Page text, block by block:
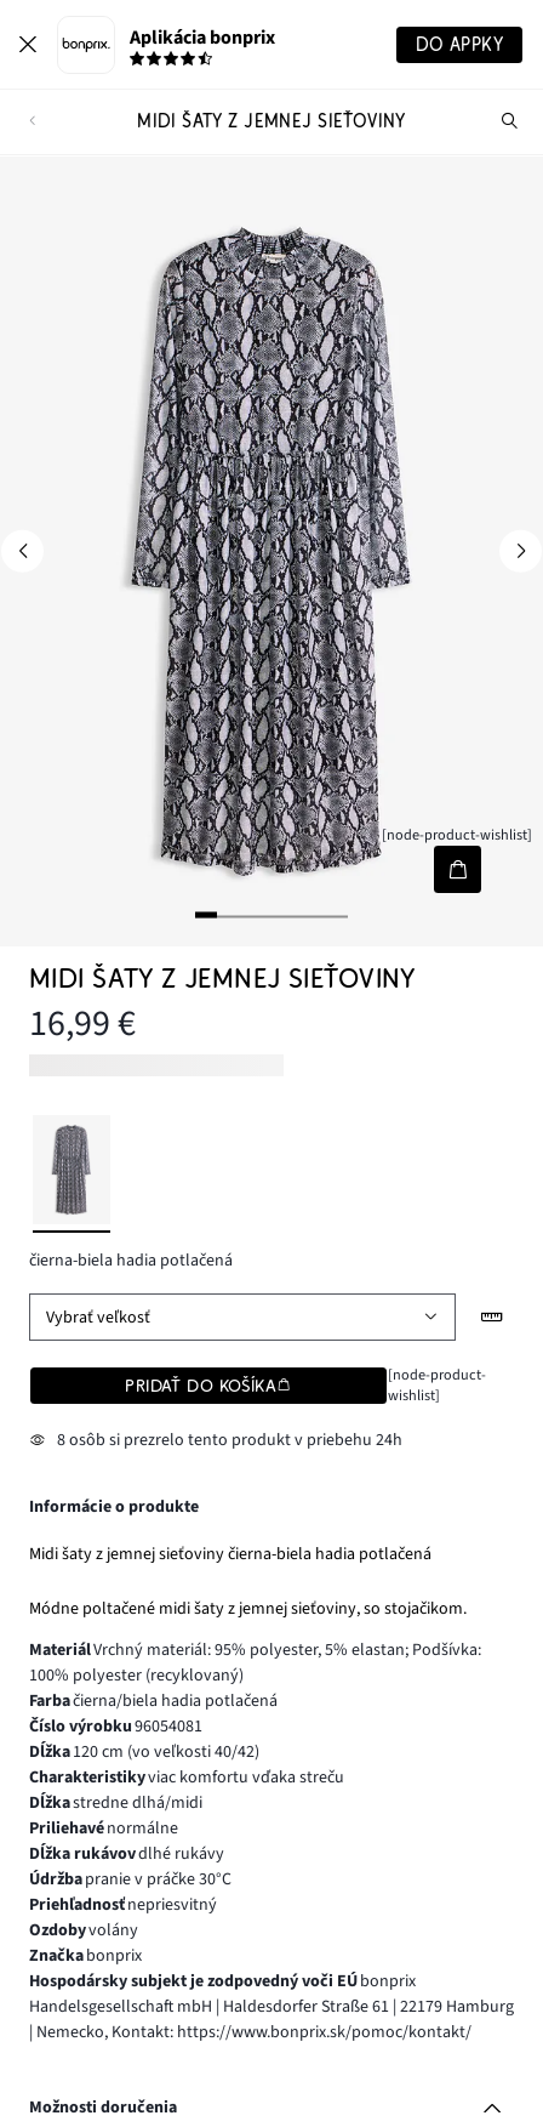
Aplikácia bonprix DO APPKY
MIDI ŠATY Z JEMNEJ SIEŤOVINY
[node-product-wishlist]
MIDI ŠATY Z JEMNEJ SIEŤOVINY
16,99 €
čierna-biela hadia potlačená
Vybrať veľkosť
PRIDAŤ DO KOŠÍKA
[node-product-
wishlist]
8 osôb si prezrelo tento produkt v priebehu 24h
Informácie o produkte
Midi šaty z jemnej sieťoviny čierna-biela hadia potlačená
Módne poltačené midi šaty z jemnej sieťoviny, so stojačikom.
MateriálVrchný materiál: 95% polyester, 5% elastan; Podšívka:
100% polyester (recyklovaný)
Farbačierna/biela hadia potlačená
Číslo výrobku96054081
Dĺžka120 cm (vo veľkosti 40/42)
Charakteristikyviac komfortu vďaka streču
Dĺžkastredne dlhá/midi
Priliehavénormálne
Dĺžka rukávovdlhé rukávy
Údržbapranie v práčke 30°C
Priehľadnosťnepriesvitný
Ozdobyvolány
Značkabonprix
Hospodársky subjekt je zodpovedný voči EÚbonprix
Handelsgesellschaft mbH | Haldesdorfer Straße 61 | 22179 Hamburg
| Nemecko, Kontakt: https://www.bonprix.sk/pomoc/kontakt/
Možnosti doručenia